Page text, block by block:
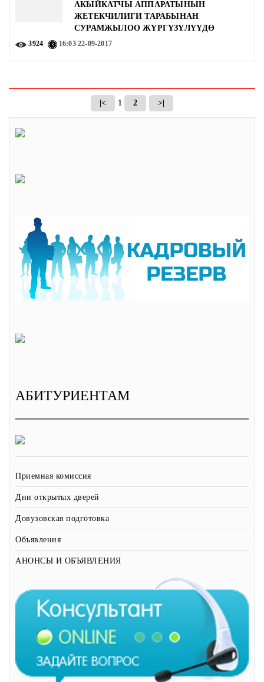
АКЫЙКАТЧЫ АППАРАТЫНЫН
ЖЕТЕКЧИЛИГИ ТАРАБЫНАН
СУРАМЖЫЛОО ЖҮРГҮЗҮЛҮҮДӨ
3924 16:0322-09-2017
|< 1 2 >|
АБИТУРИЕНТАМ
Приемная комиссия
Дни открытых дверей
Довузовская подготовка
Объявления
АНОНСЫ И ОБЪЯВЛЕНИЯ